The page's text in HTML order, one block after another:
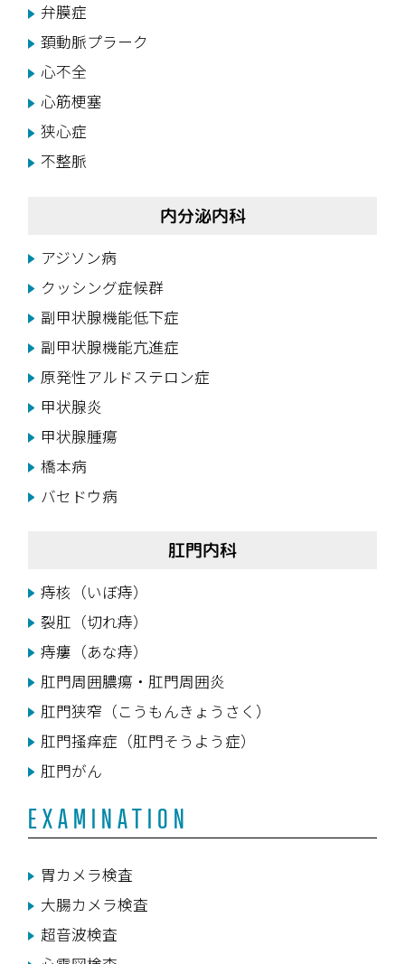
弁膜症
頚動脈プラーク
心不全
心筋梗塞
狭心症
不整脈
内分泌内科
アジソン病
クッシング症候群
副甲状腺機能低下症
副甲状腺機能亢進症
原発性アルドステロン症
甲状腺炎
甲状腺腫瘍
橋本病
バセドウ病
肛門内科
痔核（いぼ痔）
裂肛（切れ痔）
痔瘻（あな痔）
肛門周囲膿瘍・肛門周囲炎
肛門狭窄（こうもんきょうさく）
肛門掻痒症（肛門そうよう症）
肛門がん
EXAMINATION
胃カメラ検査
大腸カメラ検査
超音波検査